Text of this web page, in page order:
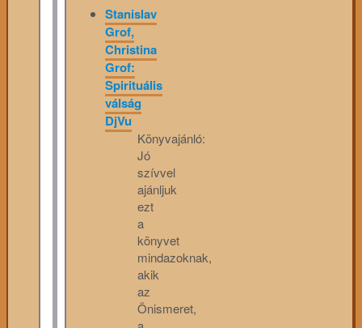
Stanislav
Grof,
Christina
Grof:
Spirituális
válság
DjVu
Könyvajánló:
Jó
szívvel
ajánljuk
ezt
a
könyvet
mindazoknak,
akik
az
Önismeret,